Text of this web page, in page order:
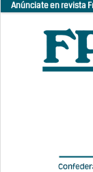
Anúnciate en revista